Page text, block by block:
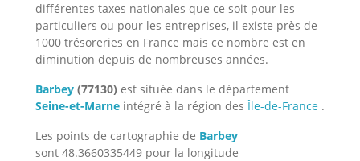
différentes taxes nationales que ce soit pour les
particuliers ou pour les entreprises, il existe près de
1000 trésoreries en France mais ce nombre est en
diminution depuis de nombreuses années.
Barbey (77130) est située dans le département
Seine-et-Marne intégré à la région desÎle-de-France .
Les points de cartographie de Barbey
sont 48.3660335449 pour la longitude